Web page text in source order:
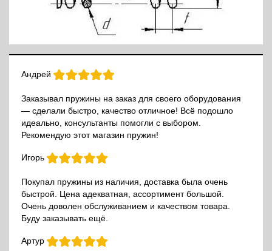
Андрей
Заказывал пружины на заказ для своего оборудования
— сделали быстро, качество отличное! Всё подошло
идеально, консультанты помогли с выбором.
Рекомендую этот магазин пружин!
Игорь
Покупал пружины из наличия, доставка была очень
быстрой. Цена адекватная, ассортимент большой.
Очень доволен обслуживанием и качеством товара.
Буду заказывать ещё.
Артур